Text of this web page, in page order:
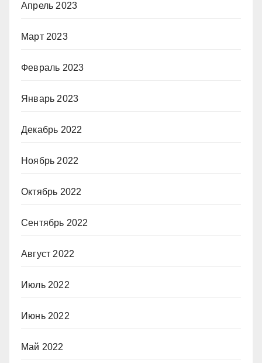
Апрель 2023
Март 2023
Февраль 2023
Январь 2023
Декабрь 2022
Ноябрь 2022
Октябрь 2022
Сентябрь 2022
Август 2022
Июль 2022
Июнь 2022
Май 2022